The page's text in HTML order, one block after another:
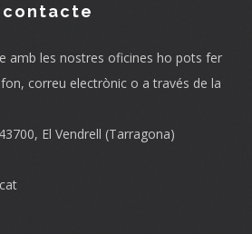
amb les nostres oficines ho pots fer
correu electrònic o a través de la
El Vendrell (Tarragona)